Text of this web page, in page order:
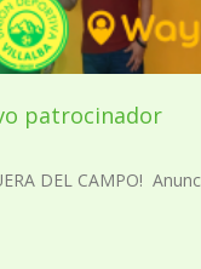
patrocinador
DEL CAMPO!